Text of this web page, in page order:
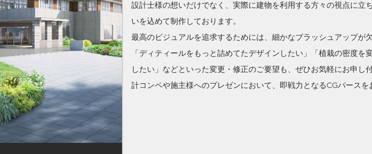
設計士様の想いだけでなく、実際に建物を利用する方々の視点に立
いを込めて制作しております。
最高のビジュアルを追求するためには、細かなブラッシュアップが
「ディティールをもっと詰めてたデザインしたい」「植栽の密度を
したい」などといった変更・修正のご要望も、ぜひお気軽にお申し
計コンペや施主様へのプレゼンにおいて、即戦力となるCGパースを